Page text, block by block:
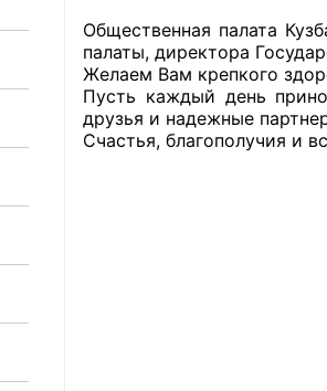
+7 (3842) 58-82-40
Общественная палата
палаты, директора
Желаем Вам крепкого
Пусть каждый день
друзья и надежные
Счастья, благополучия и